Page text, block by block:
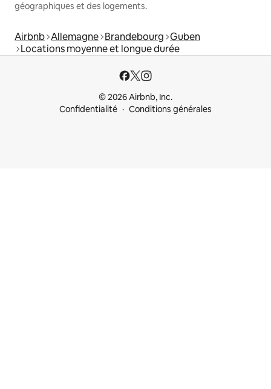
géographiques et des logements.
Airbnb Allemagne Brandebourg Guben
Locations moyenne et longue durée
© 2026 Airbnb, Inc.
Confidentialité
Conditions générales